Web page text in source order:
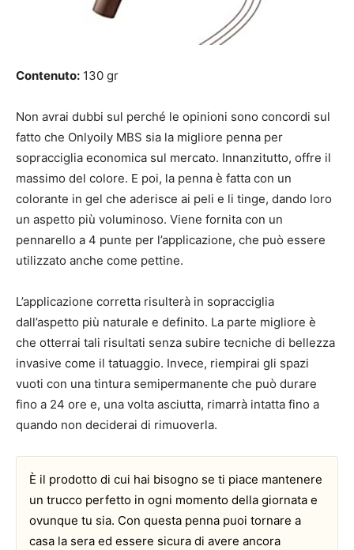
Contenuto: 130 gr
Non avrai dubbi sul perché le opinioni sono concordi sul
fatto che Onlyoily MBS sia la migliore penna per
sopracciglia economica sul mercato. Innanzitutto, offre il
massimo del colore. E poi, la penna è fatta con un
colorante in gel che aderisce ai peli e li tinge, dando loro
un aspetto più voluminoso. Viene fornita con un
pennarello a 4 punte per l’applicazione, che può essere
utilizzato anche come pettine.
L’applicazione corretta risulterà in sopracciglia
dall’aspetto più naturale e definito. La parte migliore è
che otterrai tali risultati senza subire tecniche di bellezza
invasive come il tatuaggio. Invece, riempirai gli spazi
vuoti con una tintura semipermanente che può durare
fino a 24 ore e, una volta asciutta, rimarrà intatta fino a
quando non deciderai di rimuoverla.
È il prodotto di cui hai bisogno se ti piace mantenere
un trucco perfetto in ogni momento della giornata e
ovunque tu sia. Con questa penna puoi tornare a
casa la sera ed essere sicura di avere ancora